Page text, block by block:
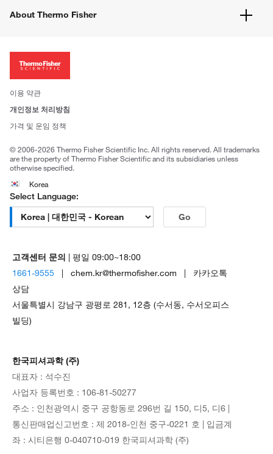
웹사이트 개선사항
About Thermo Fisher
투자자
사회적 책임
브랜드
이용 약관
개인정보 처리방침
가격 및 운임 정책
© 2006-2026 Thermo Fisher Scientific Inc. All rights reserved. All trademarks
are the property of Thermo Fisher Scientific and its subsidiaries unless
otherwise specified.
Korea
Select Language:
Go
고객센터 문의
| 평일 09:00~18:00
1661-9555 | chem.kr@thermofisher.com | 카카오톡
상담
서울특별시 강남구 광평로 281, 12층 (수서동, 수서오피스
빌딩)
한국피셔과학 (주)
대표자 : 석수진
사업자 등록번호 : 106-81-50277
주소 : 인천광역시 중구 공항동로 296번 길 150, 디5, 디6 |
통신판매업신고번호 : 제 2018-인천 중구-0221 호 | 입금계
좌 : 시티은행 0-040710-019 한국피셔과학 (주)